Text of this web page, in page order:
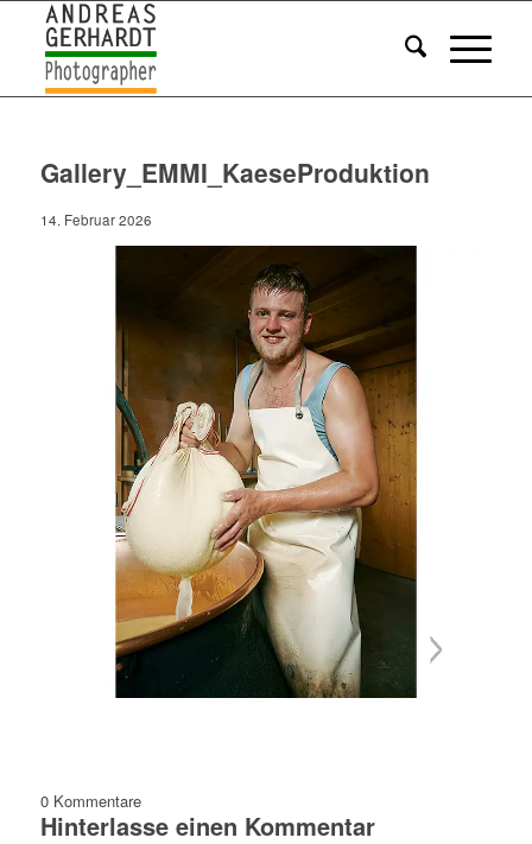
Gallery_EMMI_KaeseProduktion
14. Februar 2026
0 Kommentare
Hinterlasse einen Kommentar